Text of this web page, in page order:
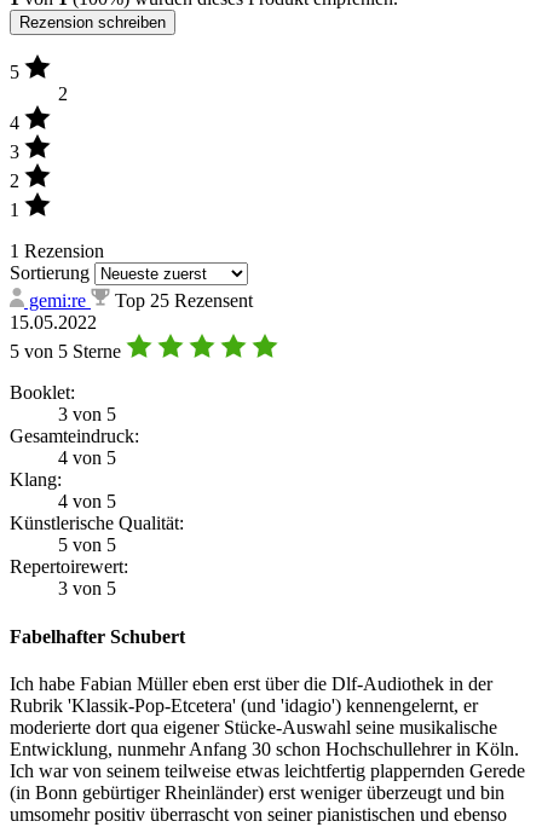
Rezension schreiben
5
2
4
3
2
1
1 Rezension
Sortierung
gemi:re
Top 25 Rezensent
15.05.2022
5 von 5 Sterne
Booklet:
3 von 5
Gesamteindruck:
4 von 5
Klang:
4 von 5
Künstlerische Qualität:
5 von 5
Repertoirewert:
3 von 5
Fabelhafter Schubert
Ich habe Fabian Müller eben erst über die Dlf-Audiothek in der
Rubrik 'Klassik-Pop-Etcetera' (und 'idagio') kennengelernt, er
moderierte dort qua eigener Stücke-Auswahl seine musikalische
Entwicklung, nunmehr Anfang 30 schon Hochschullehrer in Köln.
Ich war von seinem teilweise etwas leichtfertig plappernden Gerede
(in Bonn gebürtiger Rheinländer) erst weniger überzeugt und bin
umsomehr positiv überrascht von seiner pianistischen und ebenso